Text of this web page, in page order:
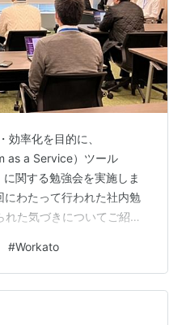
効率化を目的に、
as a Service）ツール
関する勉強会を実施しま
にわたって行われた社内勉
た気づきについてご紹介
際のハンズオンまでをカ
促進と活用意欲の醸成を目
んなツール？ Workatoは、
の自動化を実現できる
#Workato